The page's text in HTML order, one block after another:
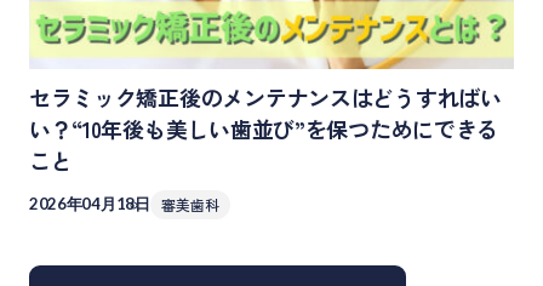
セラミック矯正後のメンテナンスはどうすればい
い？“10年後も美しい歯並び”を保つためにできる
こと
2026年04月18日 審美歯科